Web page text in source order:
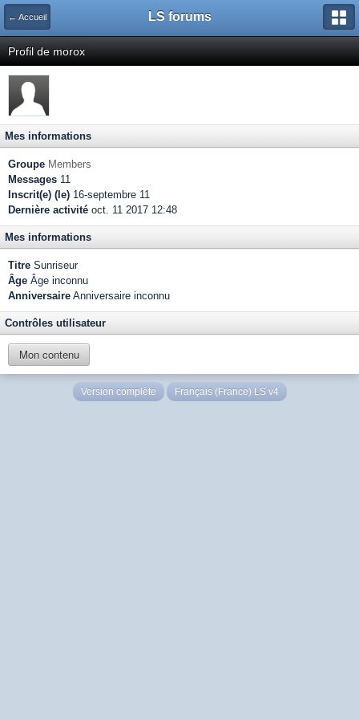
← Accueil LS forums
Profil de morox
Mes informations
Groupe Members
Messages 11
Inscrit(e) (le) 16-septembre 11
Dernière activité oct. 11 2017 12:48
Mes informations
Titre Sunriseur
Âge Âge inconnu
Anniversaire Anniversaire inconnu
Contrôles utilisateur
Mon contenu
Version complète Français (France) LS v4